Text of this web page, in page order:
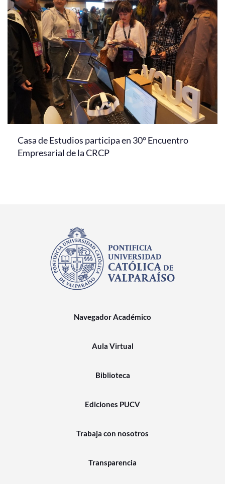
Casa de Estudios participa en 30° Encuentro
Empresarial de la CRCP
Navegador Académico
Aula Virtual
Biblioteca
Ediciones PUCV
Trabaja con nosotros
Transparencia